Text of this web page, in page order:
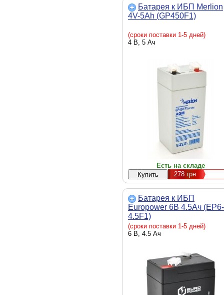
Батарея к ИБП Merlion
4V-5Ah (GP450F1)
(сроки поставки 1-5 дней)
4 В, 5 Ач
Есть на складе
278грн
Батарея к ИБП
Europower 6В 4.5Ач (EP6-
4.5F1)
(сроки поставки 1-5 дней)
6 В, 4.5 Ач